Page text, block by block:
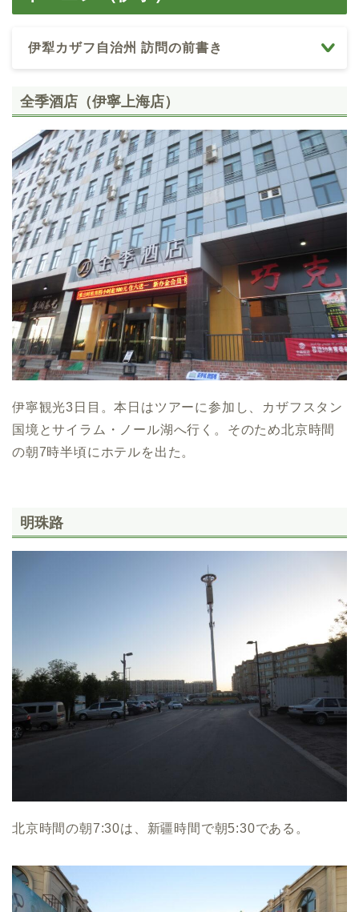
伊犁カザフ自治州 訪問の前書き
全季酒店（伊寧上海店）
伊寧観光3日目。本日はツアーに参加し、カザフスタン
国境とサイラム・ノール湖へ行く。そのため北京時間
の朝7時半頃にホテルを出た。
明珠路
北京時間の朝7:30は、新疆時間で朝5:30である。